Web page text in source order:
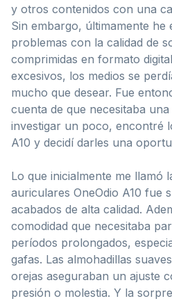
y otros contenidos con una
Sin embargo, últimamente he
problemas con la calidad de
comprimidas en formato
excesivos, los medios se
mucho que desear. Fue
cuenta de que necesitaba
investigar un poco, encontré
A10 y decidí darles una
Lo que inicialmente me llamó
auriculares OneOdio A10 fue
acabados de alta calidad.
comodidad que necesitaba
períodos prolongados,
gafas. Las almohadillas
orejas aseguraban un ajuste
presión o molestia. Y la